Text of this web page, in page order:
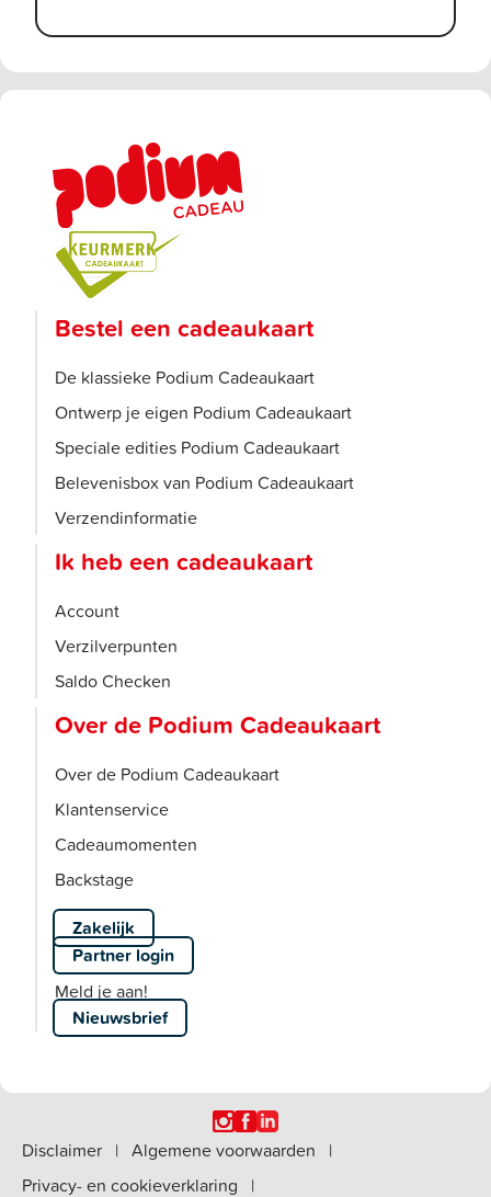
Bestel een cadeaukaart
De klassieke Podium Cadeaukaart
Ontwerp je eigen Podium Cadeaukaart
Speciale edities Podium Cadeaukaart
Belevenisbox van Podium Cadeaukaart
Verzendinformatie
Ik heb een cadeaukaart
Account
Verzilverpunten
Saldo Checken
Over de Podium Cadeaukaart
Over de Podium Cadeaukaart
Klantenservice
Cadeaumomenten
Backstage
Zakelijk
Partner login
Meld je aan!
Nieuwsbrief
Disclaimer | Algemene voorwaarden
|
Privacy- en cookieverklaring
|